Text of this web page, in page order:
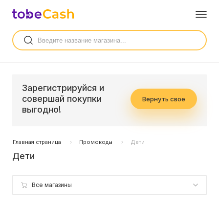
Зарегистрируйся и
совершай покупки
выгодно!
Вернуть свое
Главная страница Промокоды Дети
Дети
Все магазины